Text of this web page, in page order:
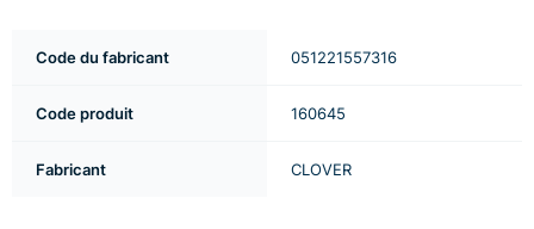
Code du fabricant 051221557316
Code produit 160645
Fabricant CLOVER